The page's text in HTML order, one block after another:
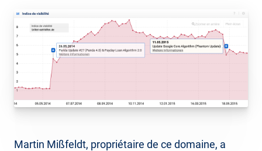
Martin Mißfeldt, propriétaire de ce domaine, a